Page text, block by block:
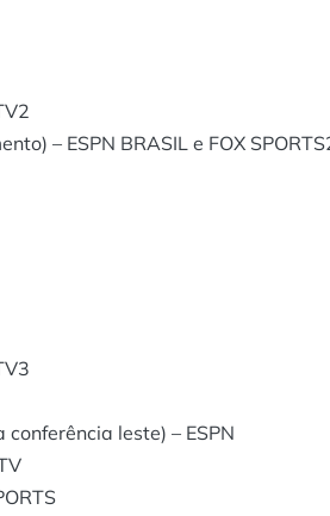
– ESPN BRASIL e FOX
leste) – ESPN